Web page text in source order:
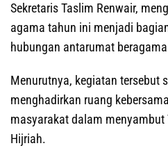
Sekretaris Taslim Renwair,
agama tahun ini menjadi
hubungan antarumat
Menurutnya, kegiatan tersebut
menghadirkan ruang
masyarakat dalam menyambut
Hijriah.